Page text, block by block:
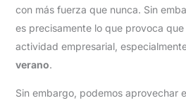
con más fuerza que nunca. Sin
es precisamente lo que provoca
actividad empresarial,
verano.
Sin embargo, podemos aprovechar